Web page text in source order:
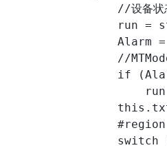
//设备状态
run =
Alarm
//
if
run
#region
switch